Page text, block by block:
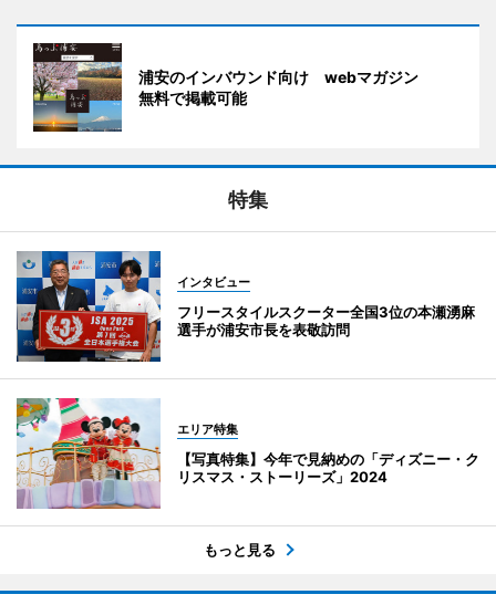
浦安のインバウンド向け webマガジン
無料で掲載可能
特集
インタビュー
フリースタイルスクーター全国3位の本瀬湧麻
選手が浦安市長を表敬訪問
エリア特集
【写真特集】今年で見納めの「ディズニー・ク
リスマス・ストーリーズ」2024
もっと見る